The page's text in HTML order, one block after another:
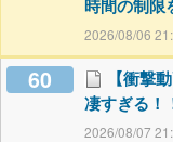
時間の制限
2026/08/06
60
【衝撃
凄すぎる！
2026/08/07